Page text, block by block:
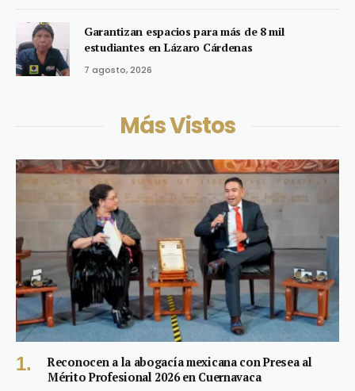
Garantizan espacios para más de 8 mil
estudiantes en Lázaro Cárdenas
7 agosto, 2026
Más Vistos
Reconocen a la abogacía mexicana con Presea al
Mérito Profesional 2026 en Cuernavaca